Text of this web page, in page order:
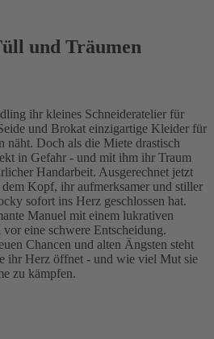
und Träumen
ihr kleines Schneideratelier für
und Brokat einzigartige Kleider für
näht. Doch als die Miete drastisch
in Gefahr - und mit ihm ihr Traum
Handarbeit. Ausgerechnet jetzt
Kopf, ihr aufmerksamer und stiller
sofort ins Herz geschlossen hat.
Manuel mit einem lukrativen
eine schwere Entscheidung.
Chancen und alten Ängsten steht
ihr Herz öffnet - und wie viel Mut sie
zu kämpfen.